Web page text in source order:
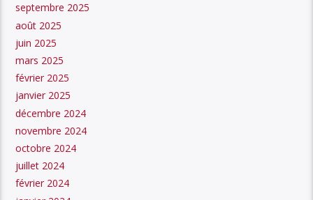
septembre 2025
août 2025
juin 2025
mars 2025
février 2025
janvier 2025
décembre 2024
novembre 2024
octobre 2024
juillet 2024
février 2024